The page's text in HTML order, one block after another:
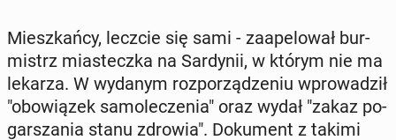
Miesz­kań­cy, leczcie się sami - za­ape­lo­wał bur­
mistrz mia­stecz­ka na Sar­dy­nii, w którym nie ma
lekarza. W wydanym roz­po­rzą­dze­niu wpro­wa­dził
"obo­wią­zek sa­mo­le­cze­nia" oraz wydał "zakaz po­
gar­sza­nia stanu zdrowia". Do­ku­ment z takimi